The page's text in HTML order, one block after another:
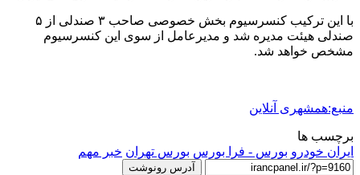
با این ترکیب کنسرسیوم بخش خصوصی صاحب ۳ صندلی از ۵
صندلی هیئت مدیره شد و مدیرعامل از سوی این کنسرسیوم
مشخص خواهد شد.
منبع:همشهری آنلاین
برچسب ها
ايران خودرو بورس - فرا بورس بورس تهران خبر مهم
آدرس رونوشت